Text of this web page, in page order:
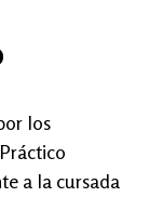
los
a la cursada